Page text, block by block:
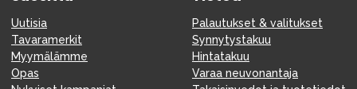
Uutisia
Tavaramerkit
Myymälämme
Opas
Palautukset & valitukset
Synnytystakuu
Hintatakuu
Varaa neuvonantaja